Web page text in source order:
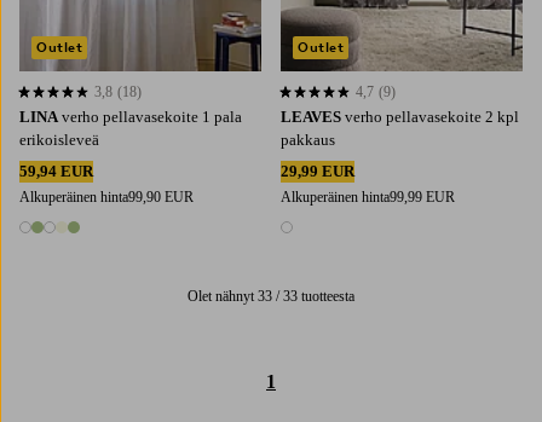
LINA verho pellavasekoite 1 pala
erikoisleveä
59,94 EUR
Alkuperäinen hinta99,90 EUR
5 värejä
3,8 perustuen 18 arvosanaan
3,8 (18)
Outlet
LEAVES verho pellavasekoite 2 kpl
pakkaus
29,99 EUR
Alkuperäinen hinta99,99 EUR
1 väri
4,7 perustuen 9 arvosanaan
4,7 (9)
Outlet
Olet nähnyt 33 / 33 tuotteesta
1